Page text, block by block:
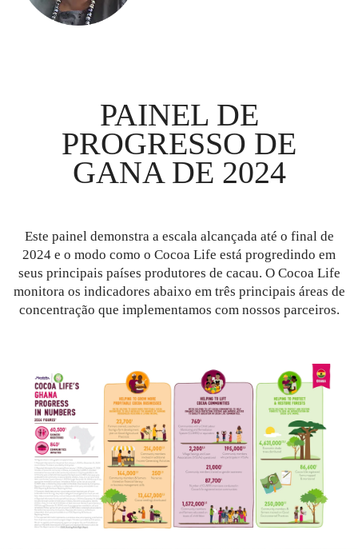
PAINEL DE
PROGRESSO DE
GANA DE 2024
Este painel demonstra a escala alcançada até o final de
2024 e o modo como o Cocoa Life está progredindo em
seus principais países produtores de cacau. O Cocoa Life
monitora os indicadores abaixo em três principais áreas de
concentração que implementamos com nossos parceiros.